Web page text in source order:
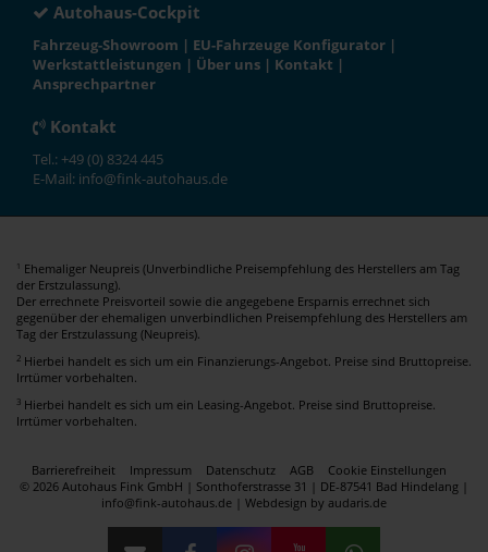
Autohaus-Cockpit
Fahrzeug-Showroom | EU-Fahrzeuge Konfigurator |
Werkstattleistungen | Über uns | Kontakt |
Ansprechpartner
Kontakt
Tel.: +49 (0) 8324 445
E-Mail: info@fink-autohaus.de
1 Ehemaliger Neupreis (Unverbindliche Preisempfehlung des Herstellers am Tag
der Erstzulassung).
Der errechnete Preisvorteil sowie die angegebene Ersparnis errechnet sich
gegenüber der ehemaligen unverbindlichen Preisempfehlung des Herstellers am
Tag der Erstzulassung (Neupreis).
2 Hierbei handelt es sich um ein Finanzierungs-Angebot. Preise sind Bruttopreise.
Irrtümer vorbehalten.
3 Hierbei handelt es sich um ein Leasing-Angebot. Preise sind Bruttopreise.
Irrtümer vorbehalten.
Barrierefreiheit Impressum Datenschutz AGB
Cookie Einstellungen
© 2026 Autohaus Fink GmbH | Sonthoferstrasse 31 | DE-87541 Bad Hindelang |
info@fink-autohaus.de | Webdesign by audaris.de